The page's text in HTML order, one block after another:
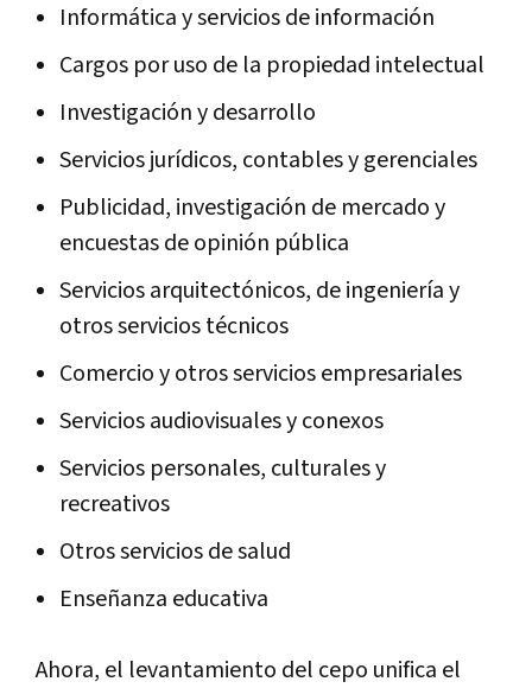
Informática y servicios de información
Cargos por uso de la propiedad intelectual
Investigación y desarrollo
Servicios jurídicos, contables y gerenciales
Publicidad, investigación de mercado y
encuestas de opinión pública
Servicios arquitectónicos, de ingeniería y
otros servicios técnicos
Comercio y otros servicios empresariales
Servicios audiovisuales y conexos
Servicios personales, culturales y
recreativos
Otros servicios de salud
Enseñanza educativa
Ahora, el levantamiento del cepo unifica el